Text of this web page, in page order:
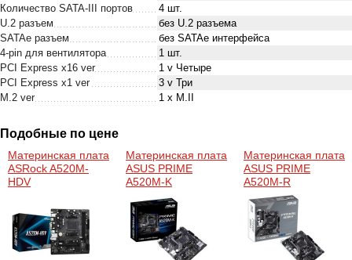
Количество SATA-III портов
4 шт.
U.2 разъем
без U.2 разъема
SATAe разъем
без SATAe интерфейса
4-pin для вентилятора
1 шт.
PCI Express x16 ver
1 v Четыре
PCI Express x1 ver
3 v Три
M.2 ver
1 x M.II
Подобные по цене
Материнская плата
ASRock A520M-
HDV
Материнская плата
ASUS PRIME
A520M-K
Материнская плата
ASUS PRIME
A520M-R